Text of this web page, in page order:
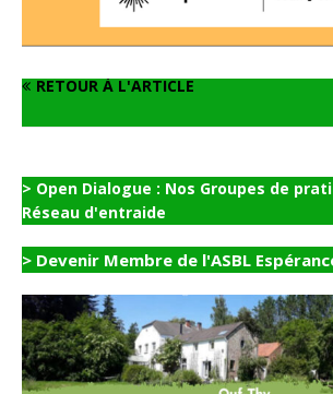
RETOUR À L'ARTICLE
> Open Dialogue : Nos Groupes de
Réseau d'entraide
> Devenir Membre de l'ASBL